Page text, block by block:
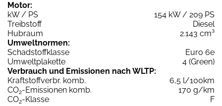
Motor:
kW / PS
154 kW / 209 PS
Treibstoff
Diesel
Hubraum
2.143 cm³
Umweltnormen:
Schadstoffklasse
Euro 6e
Umweltplakette
4 (Green)
Verbrauch und Emissionen nach WLTP:
Kraftstoffverbr. komb.
6,5 l/100km
CO2-Emissionen komb.
170 g/km
CO2-Klasse
F